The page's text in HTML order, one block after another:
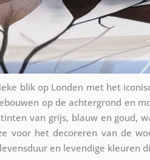
blik op Londen met het
op de achtergrond en
van grijs, blauw en goud,
voor het decoreren van de
en levendige kleuren